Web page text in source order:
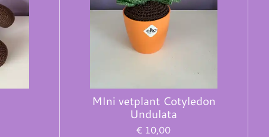
MIni vetplant Cotyledon
Undulata
€ 10,00